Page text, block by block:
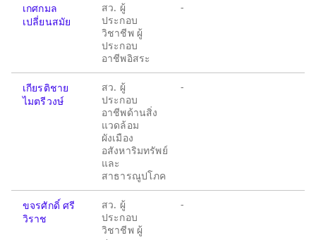
เกศกมล
เปลี่ยนสมัย
สว. ผู้
ประกอบ
วิชาชีพ ผู้
ประกอบ
อาชีพอิสระ
-
เกียรติชาย
ไมตรีวงษ์
สว. ผู้
ประกอบ
อาชีพด้านสิ่ง
แวดล้อม
ผังเมือง
อสังหาริมทรัพย์
และ
สาธารณูปโภค
-
ขจรศักดิ์ ศรี
วิราช
สว. ผู้
ประกอบ
วิชาชีพ ผู้
-